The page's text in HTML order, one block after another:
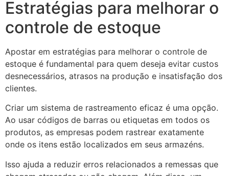
Estratégias para melhorar o
controle de estoque
Apostar em estratégias para melhorar o controle de
estoque é fundamental para quem deseja evitar custos
desnecessários, atrasos na produção e insatisfação dos
clientes.
Criar um sistema de rastreamento eficaz é uma opção.
Ao usar códigos de barras ou etiquetas em todos os
produtos, as empresas podem rastrear exatamente
onde os itens estão localizados em seus armazéns.
Isso ajuda a reduzir erros relacionados a remessas que